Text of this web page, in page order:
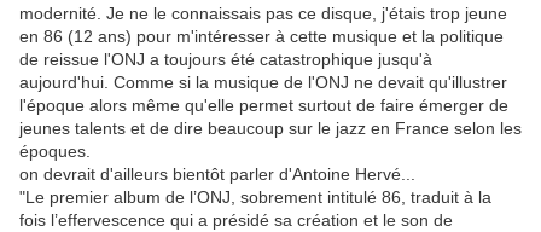
modernité. Je ne le connaissais pas ce disque, j'étais trop jeune
en 86 (12 ans) pour m'intéresser à cette musique et la politique
de reissue l'ONJ a toujours été catastrophique jusqu'à
aujourd'hui. Comme si la musique de l'ONJ ne devait qu'illustrer
l'époque alors même qu'elle permet surtout de faire émerger de
jeunes talents et de dire beaucoup sur le jazz en France selon les
époques.
on devrait d'ailleurs bientôt parler d'Antoine Hervé...
"Le premier album de l’ONJ, sobrement intitulé 86, traduit à la
fois l’effervescence qui a présidé sa création et le son de